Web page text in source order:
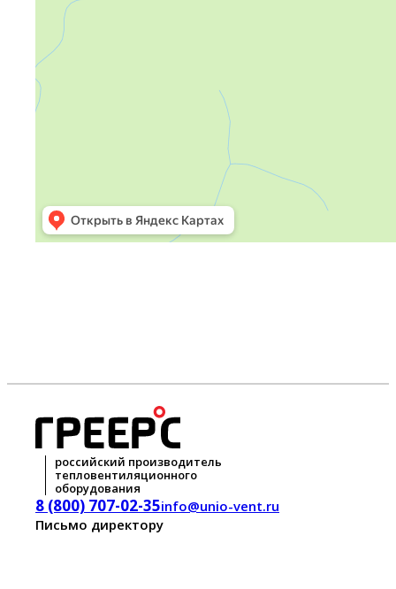
российский производитель
тепловентиляционного
оборудования
8 (800) 707-02-35info@unio-vent.ru
Письмо директору